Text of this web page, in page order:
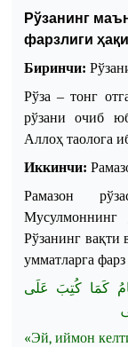
Рўзанинг
фарзлиги
Биринчи:
Рўза – тонг
рўзани очиб
Аллоҳ таолога
Иккинчи:
Рамазон
Мусулмоннинг
Рўзанинг вақти
умматларга
كَمَا كُتِبَ عَلَى
«Эй, иймон